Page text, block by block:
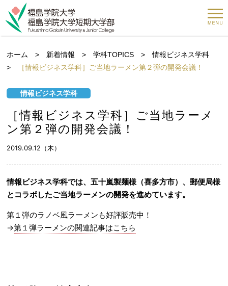
ホーム > 新着情報 >学科TOPICS >情報ビジネス学科
>
［情報ビジネス学科］ご当地ラーメン第２弾の開発会議！
情報ビジネス学科
［情報ビジネス学科］ご当地ラーメ
ン第２弾の開発会議！
2019.09.12（木）
情報ビジネス学科では、五十嵐製麺様（喜多方市）、郵便局様
とコラボしたご当地ラーメンの開発を進めています。
第１弾のラノベ風ラーメンも好評販売中！
→第１弾ラーメンの関連記事はこちら